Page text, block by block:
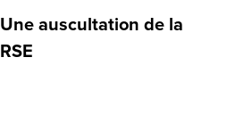
Une auscultation de la
RSE